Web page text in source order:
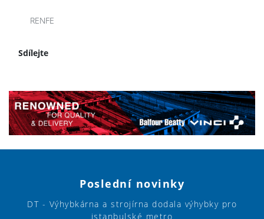
RENFE
Sdílejte
Poslední novinky
DT - Výhybkárna a strojírna dodala výhybky pro
istanbulské metro